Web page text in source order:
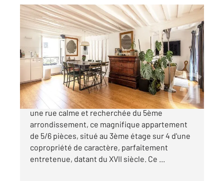
PARIS 75005
91 m2, 6 pièces
Ref : 31630
Appartement F5 à vendre
1 259 000 €
Century 21 Quartier Latin vous propose, dans
une rue calme et recherchée du 5ème
arrondissement, ce magnifique appartement
de 5/6 pièces, situé au 3ème étage sur 4 d'une
copropriété de caractère, parfaitement
entretenue, datant du XVII siècle. Ce ...